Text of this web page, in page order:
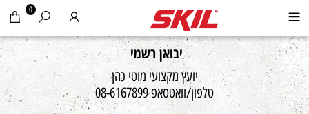
יבואן רשמי
יועץ מקצועי מוטי כהן
טלפון/וואטסאפ 08-6167899
0